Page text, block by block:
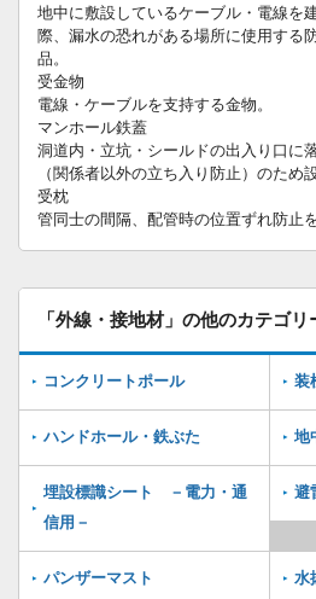
地中に敷設しているケーブル・電線を
際、漏水の恐れがある場所に使用する
品。
受金物
電線・ケーブルを支持する金物。
マンホール鉄蓋
洞道内・立坑・シールドの出入り口に
（関係者以外の立ち入り防止）のため
受枕
管同士の間隔、配管時の位置ずれ防止
「外線・接地材」の他のカテゴリ
コンクリートポール 装
ハンドホール・鉄ぶた 地
埋設標識シート －電力・通
信用－
避
パンザーマスト 水